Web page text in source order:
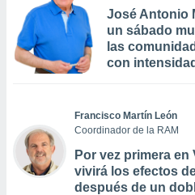
José Antonio
un sábado
las
con intensidad
Francisco Martín León
Coordinador de la RAM
Por vez primera en
vivirá los efectos
después de un